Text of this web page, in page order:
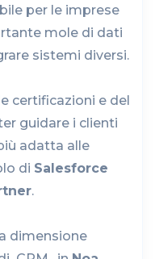
per le imprese
mole di dati
sistemi diversi.
certificazioni e del
guidare i clienti
adatta alle
di Salesforce
.
dimensione